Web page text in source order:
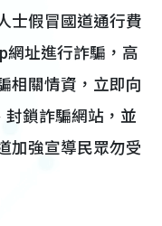
假冒國道通行費
網址進行詐騙，高
相關情資，立即向
封鎖詐騙網站，並
加強宣導民眾勿受